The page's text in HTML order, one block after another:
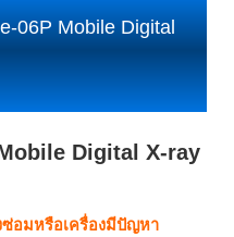
06P Mobile Digital
Digital X-ray
ซ่อมหรือเครื่องมีปัญหา